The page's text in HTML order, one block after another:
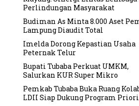
Perlindungan Masyarakat
Budiman As Minta 8.000 Aset
Lampung Diaudit Total
Imelda Dorong Kepastian Usaha
Peternak Telur
Bupati Tubaba Perkuat UMKM,
Salurkan KUR Super Mikro
Pemkab Tubaba Buka Ruang
LDII Siap Dukung Program